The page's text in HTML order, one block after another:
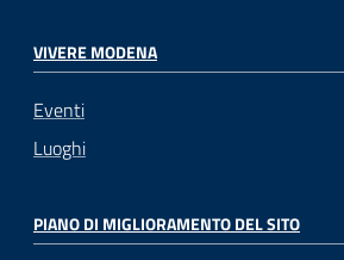
VIVERE MODENA
Eventi
Luoghi
PIANO DI MIGLIORAMENTO DEL SITO